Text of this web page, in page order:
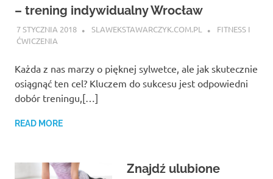
– trening indywidualny Wrocław
7 STYCZNIA 2018 SLAWEKSTAWARCZYK.COM.PL
FITNESS I
ĆWICZENIA
Każda z nas marzy o pięknej sylwetce, ale jak skutecznie
osiągnąć ten cel? Kluczem do sukcesu jest odpowiedni
dobór treningu,[…]
READ MORE
Znajdź ulubione